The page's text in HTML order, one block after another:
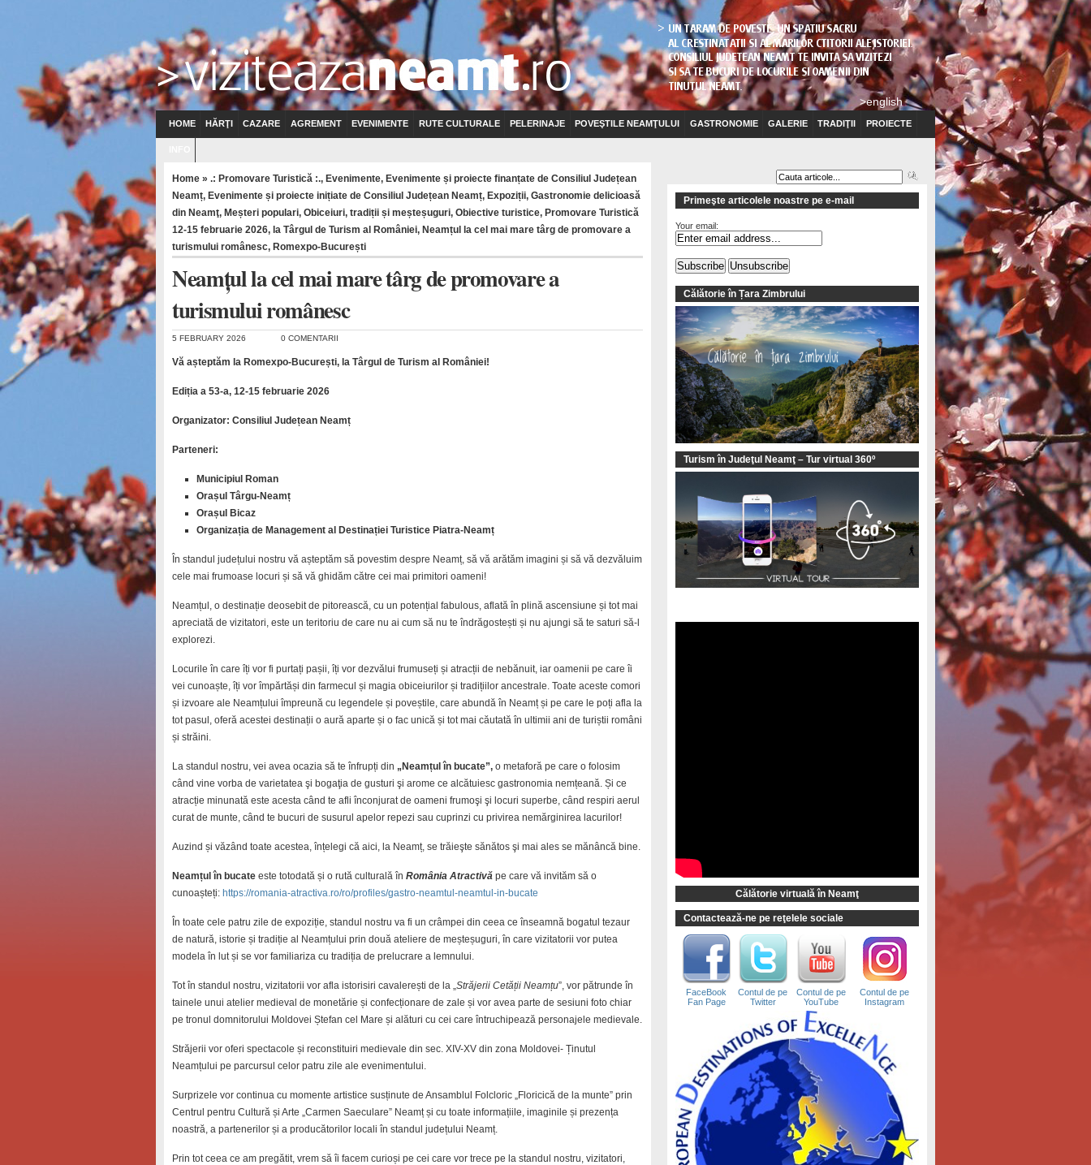
>english
HOME HĂRŢI CAZARE AGREMENT EVENIMENTE RUTE CULTURALE PELERINAJE POVEŞTILE NEAMŢULUI GASTRONOMIE GALERIE TRADIŢII PROIECTE
Home » .: Promovare Turistică :., Evenimente, Evenimente și proiecte finanțate de Consiliul Județean
Neamț, Evenimente și proiecte inițiate de Consiliul Județean Neamț, Expoziții, Gastronomie delicioasă
din Neamţ, Meșteri populari, Obiceiuri, tradiții și meșteșuguri, Obiective turistice, Promovare Turistică
12-15 februarie 2026, la Târgul de Turism al României, Neamțul la cel mai mare târg de promovare a
turismului românesc, Romexpo-București
Neamțul la cel mai mare târg de promovare a
turismului românesc
5 FEBRUARY 2026 0 COMENTARII
Vă așteptăm la Romexpo-București, la Târgul de Turism al României!
Ediția a 53-a, 12-15 februarie 2026
Organizator: Consiliul Județean Neamț
Parteneri:
Municipiul Roman
Orașul Târgu-Neamț
Orașul Bicaz
Organizația de Management al Destinației Turistice Piatra-Neamț
În standul județului nostru vă așteptăm să povestim despre Neamț, să vă arătăm imagini și să vă dezvăluim
cele mai frumoase locuri și să vă ghidăm către cei mai primitori oameni!
Neamțul, o destinație deosebit de pitorească, cu un potențial fabulous, aflată în plină ascensiune și tot mai
apreciată de vizitatori, este un teritoriu de care nu ai cum să nu te îndrăgostești și nu ajungi să te saturi să-l
explorezi.
Locurile în care îți vor fi purtați pașii, îți vor dezvălui frumuseți și atracții de nebănuit, iar oamenii pe care îi
vei cunoaște, îți vor împărtăși din farmecul și magia obiceiurilor și tradițiilor ancestrale. Toate aceste comori
și izvoare ale Neamțului împreună cu legendele și poveștile, care abundă în Neamț și pe care le poți afla la
tot pasul, oferă acestei destinații o aură aparte și o fac unică și tot mai căutată în ultimii ani de turiștii români
și străini.
La standul nostru, vei avea ocazia să te înfrupți din „Neamțul în bucate”, o metaforă pe care o folosim
când vine vorba de varietatea şi bogaţia de gusturi şi arome ce alcătuiesc gastronomia nemțeană. Și ce
atracție minunată este acesta când te afli înconjurat de oameni frumoşi şi locuri superbe, când respiri aerul
curat de munte, când te bucuri de susurul apelor repezi sau cuprinzi cu privirea nemărginirea lacurilor!
Auzind și văzând toate acestea, înțelegi că aici, la Neamț, se trăieşte sănătos şi mai ales se mănâncă bine.
Neamțul în bucate este totodată și o rută culturală în România Atractivă pe care vă invităm să o
cunoașteți: https://romania-atractiva.ro/ro/profiles/gastro-neamtul-neamtul-in-bucate
În toate cele patru zile de expoziție, standul nostru va fi un crâmpei din ceea ce înseamnă bogatul tezaur
de natură, istorie și tradiție al Neamțului prin două ateliere de meșteșuguri, în care vizitatorii vor putea
modela în lut și se vor familiariza cu tradiția de prelucrare a lemnului.
Tot în standul nostru, vizitatorii vor afla istorisiri cavalerești de la „Străjerii Cetății Neamțu”, vor pătrunde în
tainele unui atelier medieval de monetărie și confecționare de zale și vor avea parte de sesiuni foto chiar
pe tronul domnitorului Moldovei Ștefan cel Mare și alături cu cei care întruchipează personajele medievale.
Străjerii vor oferi spectacole și reconstituiri medievale din sec. XIV-XV din zona Moldovei- Ținutul
Neamțului pe parcursul celor patru zile ale evenimentului.
Surprizele vor continua cu momente artistice susținute de Ansamblul Folcloric „Floricică de la munte” prin
Centrul pentru Cultură și Arte „Carmen Saeculare” Neamț și cu toate informațiile, imaginile și prezența
noastră, a partenerilor și a producătorilor locali în standul județului Neamț.
Prin tot ceea ce am pregătit, vrem să îi facem curioși pe cei care vor trece pe la standul nostru, vizitatori,
Primeşte articolele noastre pe e-mail
Your email:
Călătorie în Țara Zimbrului
Turism în Judeţul Neamţ – Tur virtual 360º
Călătorie virtuală în Neamţ
Contactează-ne pe reţelele sociale
FaceBook
Fan Page
Contul de pe
Twitter
Contul de pe
YouTube
Contul de pe
Instagram